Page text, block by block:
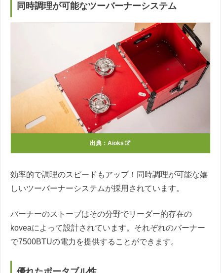
同時調理が可能なツーバーナーシステム
出典： Aioks
効率的で調理のスピードもアップ！同時調理が可能な嬉
しいツーバーナーシステムが採用されています。
バーナーのストーブはその分野でリーダー的存在の
koveaによって設計されています。それぞれのバーナー
で7500BTUの電力を提供することができます。